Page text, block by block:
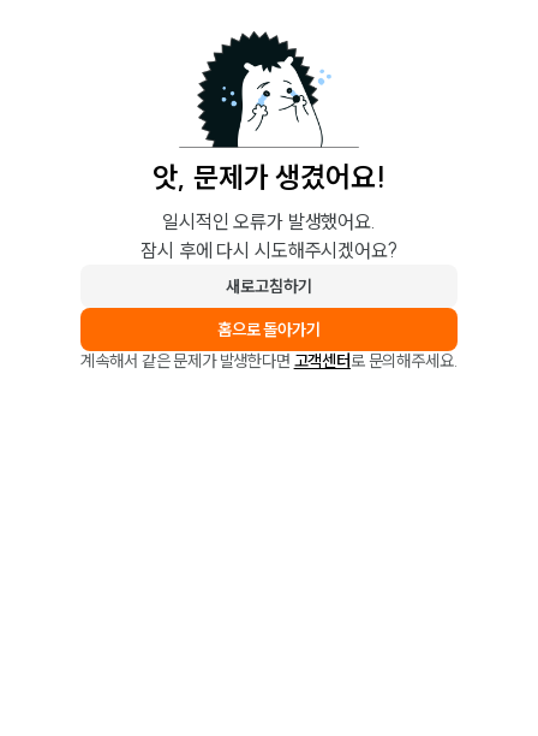
앗, 문제가 생겼어요!
일시적인 오류가 발생했어요.
잠시 후에 다시 시도해주시겠어요?
새로고침하기
홈으로 돌아가기
계속해서 같은 문제가 발생한다면 고객센터로 문의해주세요.